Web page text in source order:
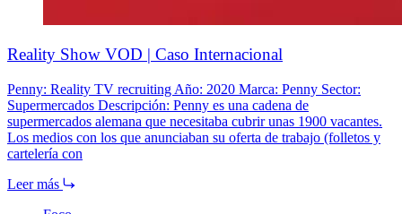
Reality Show VOD | Caso Internacional
Penny: Reality TV recruiting Año: 2020 Marca: Penny Sector:
Supermercados Descripción: Penny es una cadena de
supermercados alemana que necesitaba cubrir unas 1900 vacantes.
Los medios con los que anunciaban su oferta de trabajo (folletos y
cartelería con
Leer más